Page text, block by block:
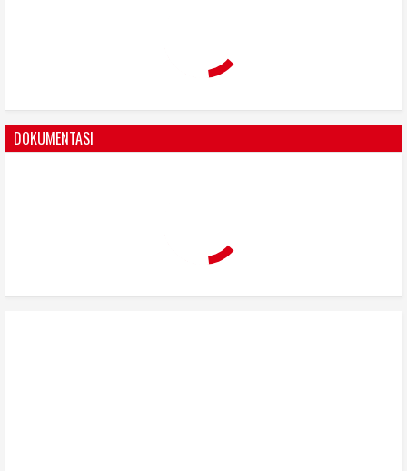
DOKUMENTASI